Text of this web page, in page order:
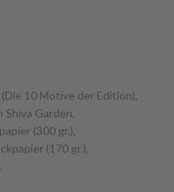
10 Motive der Edition),
Garden,
(300 gr.),
(170 gr.),